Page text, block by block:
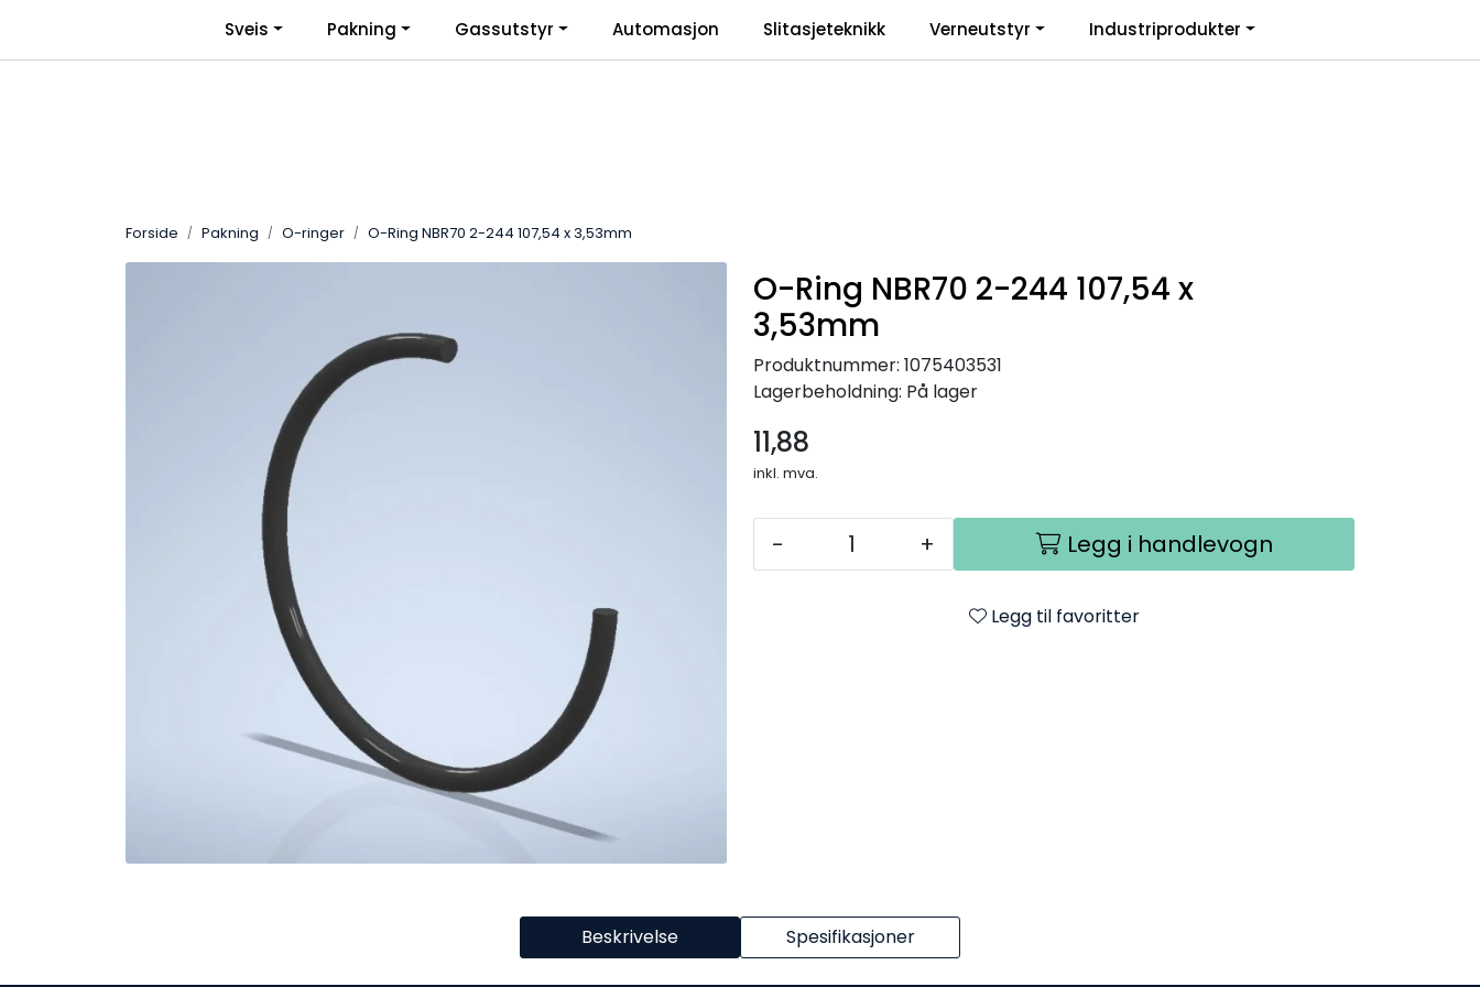
| Bli Bedriftskunde inkl. mva. Informasjon Favoritter
Sveis Pakning Gassutstyr Automasjon Slitasjeteknikk Verneutstyr Industriprodukter
Forside Pakning O-ringer O-Ring NBR70 2-244 107,54 x 3,53mm
O-Ring NBR70 2-244 107,54 x
3,53mm
Produktnummer: 1075403531
Lagerbeholdning: På lager
11,88
inkl. mva.
- + Legg i handlevogn
Legg til favoritter
Beskrivelse Spesifikasjoner